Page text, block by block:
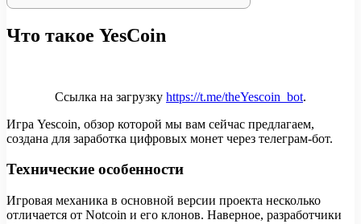
Что такое YesCoin
Ссылка на загрузку https://t.me/theYescoin_bot.
Игра Yescoin, обзор которой мы вам сейчас предлагаем,
создана для заработка цифровых монет через телеграм-бот.
Технические особенности
Игровая механика в основной версии проекта несколько
отличается от Notcoin и его клонов. Наверное, разработчики